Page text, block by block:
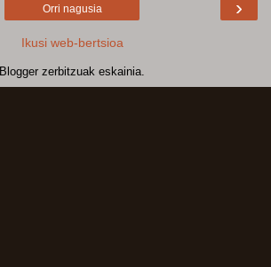
›
Orri nagusia
Ikusi web-bertsioa
Blogger zerbitzuak eskainia.